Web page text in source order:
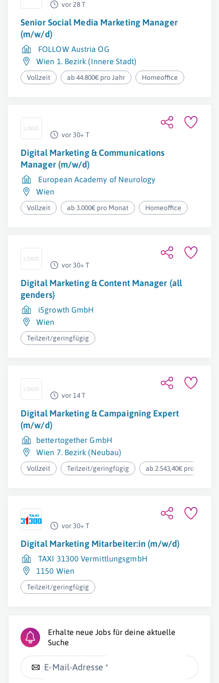
vor 28 T
Senior Social Media Marketing Manager
(m/w/d)
FOLLOW Austria OG
Wien 1. Bezirk (Innere Stadt)
Vollzeit ab 44.800€ pro Jahr Homeoffice
vor 30+ T
Digital Marketing & Communications
Manager (m/w/d)
European Academy of Neurology
Wien
Vollzeit ab 3.000€ pro Monat Homeoffice
vor 30+ T
Digital Marketing & Content Manager (all
genders)
i5growth GmbH
Wien
Teilzeit/geringfügig
vor 14 T
Digital Marketing & Campaigning Expert
(m/w/d)
bettertogether GmbH
Wien 7. Bezirk (Neubau)
Vollzeit Teilzeit/geringfügig ab 2.543,40€ pro Monat
vor 30+ T
Digital Marketing Mitarbeiter:in (m/w/d)
TAXI 31300 VermittlungsgmbH
1150 Wien
Teilzeit/geringfügig
Erhalte neue Jobs für deine aktuelle
Suche
E-Mail-Adresse *